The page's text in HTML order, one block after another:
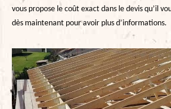
vous propose le coût exact dans le devis qu’il
dès maintenant pour avoir plus d’informations.